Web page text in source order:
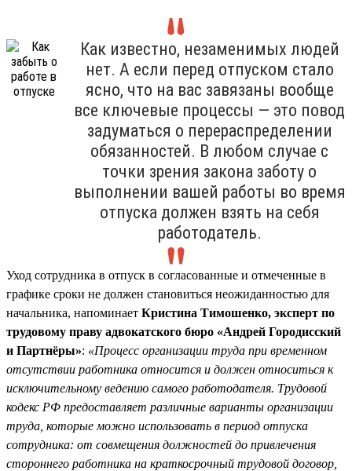
Как известно, незаменимых людей
нет. А если перед отпуском стало
ясно, что на вас завязаны вообще
все ключевые процессы — это повод
задуматься о перераспределении
обязанностей. В любом случае с
точки зрения закона заботу о
выполнении вашей работы во время
отпуска должен взять на себя
работодатель.
Уход сотрудника в отпуск в согласованные и отмеченные в
графике сроки не должен становиться неожиданностью для
начальника, напоминает Кристина Тимошенко, эксперт по
трудовому праву адвокатского бюро «Андрей Городисский
и Партнёры»: «Процесс организации труда при временном
отсутствии работника относится и должен относиться к
исключительному ведению самого работодателя. Трудовой
кодекс РФ предоставляет различные варианты организации
труда, которые можно использовать в период отпуска
сотрудника: от совмещения должностей до привлечения
стороннего работника на краткосрочный трудовой договор,